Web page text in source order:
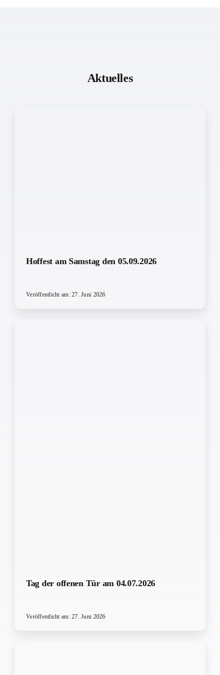
Aktuelles
Hoffest am Samstag den 05.09.2026
Veröffentlicht am: 27. Juni 2026
Tag der offenen Tür am 04.07.2026
Veröffentlicht am: 27. Juni 2026